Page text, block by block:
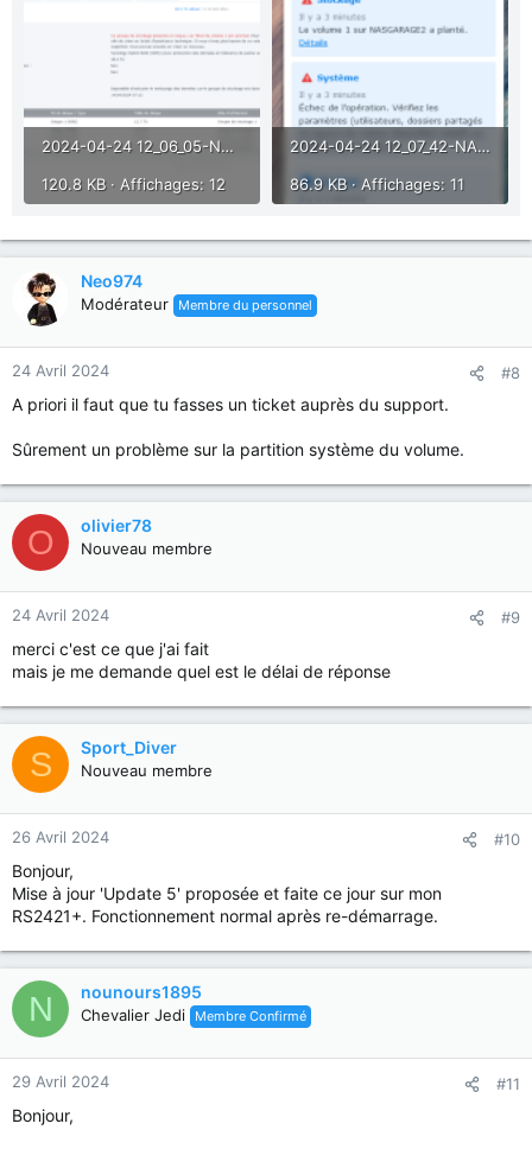
2024-04-24 12_06_05-NASGARAGE2 - Synology NAS — Mozilla Firefox.png
120.8 KB · Affichages: 12
2024-04-24 12_07_42-NASGARAGE2 - Synology NAS — Mozilla Firefox.png
86.9 KB · Affichages: 11
Neo974
Modérateur Membre du personnel
24 Avril 2024 #8
A priori il faut que tu fasses un ticket auprès du support.
Sûrement un problème sur la partition système du volume.
O olivier78
Nouveau membre
24 Avril 2024 #9
merci c'est ce que j'ai fait
mais je me demande quel est le délai de réponse
S Sport_Diver
Nouveau membre
26 Avril 2024 #10
Bonjour,
Mise à jour 'Update 5' proposée et faite ce jour sur mon
RS2421+. Fonctionnement normal après re-démarrage.
N nounours1895
Chevalier Jedi Membre Confirmé
29 Avril 2024 #11
Bonjour,